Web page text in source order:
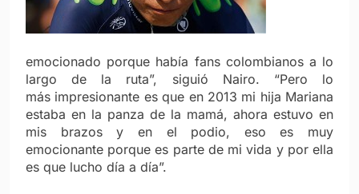
emocionado porque había fans colombianos a lo
largo de la ruta”, siguió Nairo. “Pero lo
más impresionante es que en 2013 mi hija Mariana
estaba en la panza de la mamá, ahora estuvo en
mis brazos y en el podio, eso es muy
emocionante porque es parte de mi vida y por ella
es que lucho día a día”.